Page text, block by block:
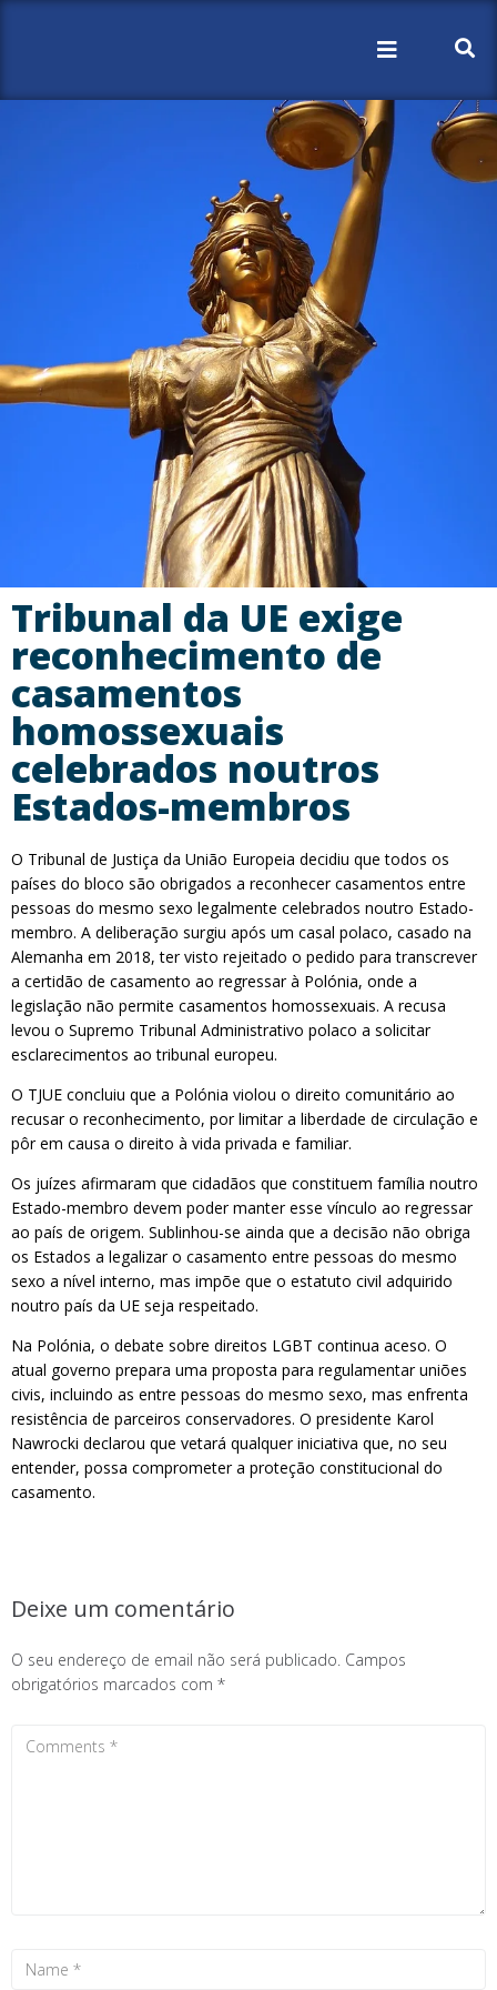
Tribunal da UE exige
reconhecimento de
casamentos
homossexuais
celebrados noutros
Estados-membros
O Tribunal de Justiça da União Europeia decidiu que todos os
países do bloco são obrigados a reconhecer casamentos entre
pessoas do mesmo sexo legalmente celebrados noutro Estado-
membro. A deliberação surgiu após um casal polaco, casado na
Alemanha em 2018, ter visto rejeitado o pedido para transcrever
a certidão de casamento ao regressar à Polónia, onde a
legislação não permite casamentos homossexuais. A recusa
levou o Supremo Tribunal Administrativo polaco a solicitar
esclarecimentos ao tribunal europeu.
O TJUE concluiu que a Polónia violou o direito comunitário ao
recusar o reconhecimento, por limitar a liberdade de circulação e
pôr em causa o direito à vida privada e familiar.
Os juízes afirmaram que cidadãos que constituem família noutro
Estado-membro devem poder manter esse vínculo ao regressar
ao país de origem. Sublinhou-se ainda que a decisão não obriga
os Estados a legalizar o casamento entre pessoas do mesmo
sexo a nível interno, mas impõe que o estatuto civil adquirido
noutro país da UE seja respeitado.
Na Polónia, o debate sobre direitos LGBT continua aceso. O
atual governo prepara uma proposta para regulamentar uniões
civis, incluindo as entre pessoas do mesmo sexo, mas enfrenta
resistência de parceiros conservadores. O presidente Karol
Nawrocki declarou que vetará qualquer iniciativa que, no seu
entender, possa comprometer a proteção constitucional do
casamento.
Deixe um comentário
O seu endereço de email não será publicado. Campos
obrigatórios marcados com *